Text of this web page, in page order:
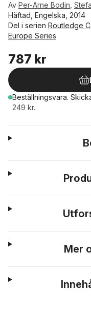
Av Per-Arne Bodin
Häftad, Engelska, 2014
Del i serien Routledge
Europe Series
787 kr
Beställningsvara.
249 kr.
Mer